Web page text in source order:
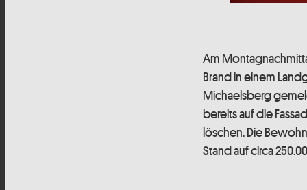
Am
Brand in einem
Michaelsberg
bereits auf die
löschen. Die
Stand auf circa